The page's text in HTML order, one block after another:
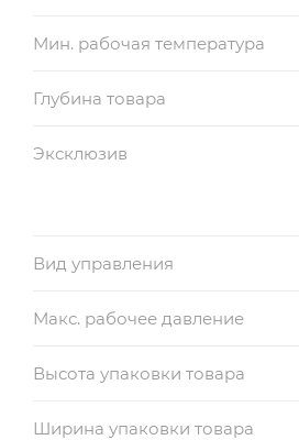
Мин. рабочая температура
Глубина товара
Эксклюзив
Вид управления
Макс. рабочее давление
Высота упаковки товара
Ширина упаковки товара